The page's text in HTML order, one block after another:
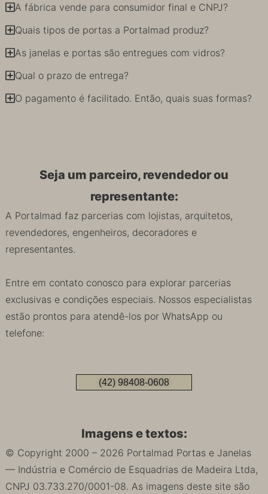
A fábrica vende para consumidor final e CNPJ?
Quais tipos de portas a Portalmad produz?
As janelas e portas são entregues com vidros?
Qual o prazo de entrega?
O pagamento é facilitado. Então, quais suas formas?
Seja um parceiro, revendedor ou
representante:
A Portalmad faz parcerias com lojistas, arquitetos,
revendedores, engenheiros, decoradores e
representantes.
Entre em contato conosco para explorar parcerias
exclusivas e condições especiais. Nossos especialistas
estão prontos para atendê-los por WhatsApp ou
telefone:
(42) 98408-0608
Imagens e textos:
© Copyright 2000 – 2026 Portalmad Portas e Janelas
— Indústria e Comércio de Esquadrias de Madeira Ltda,
CNPJ 03.733.270/0001-08. As imagens deste site são